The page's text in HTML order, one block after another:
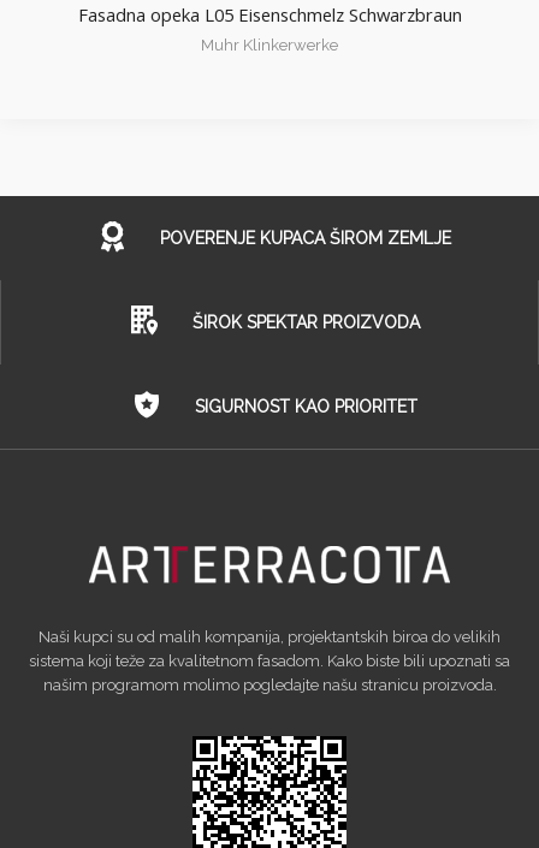
Fasadna opeka L05 Eisenschmelz Schwarzbraun
Muhr Klinkerwerke
POVERENJE KUPACA ŠIROM ZEMLJE
ŠIROK SPEKTAR PROIZVODA
SIGURNOST KAO PRIORITET
Naši kupci su od malih kompanija, projektantskih biroa do velikih
sistema koji teže za kvalitetnom fasadom. Kako biste bili upoznati sa
našim programom molimo pogledajte našu stranicu proizvoda.